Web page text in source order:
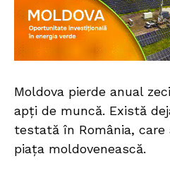
Moldova pierde anual
apți de muncă. Există
testată în România, care
piața moldovenească.